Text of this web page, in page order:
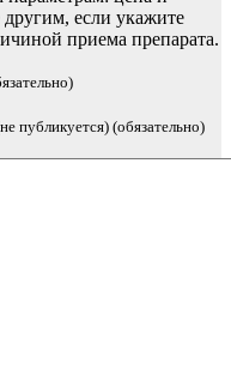
если укажите
приема препарата.
публикуется) (обязательно)